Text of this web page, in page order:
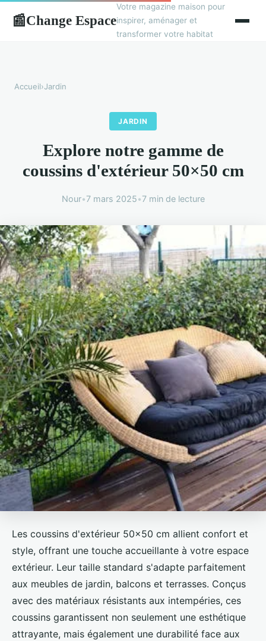
📰Change Espace
Votre magazine maison pour
inspirer, aménager et
transformer votre habitat
Accueil›Jardin
JARDIN
Explore notre gamme de
coussins d'extérieur 50×50 cm
Nour•7 mars 2025•7 min de lecture
Les coussins d'extérieur 50x50 cm allient confort et
style, offrant une touche accueillante à votre espace
extérieur. Leur taille standard s'adapte parfaitement
aux meubles de jardin, balcons et terrasses. Conçus
avec des matériaux résistants aux intempéries, ces
coussins garantissent non seulement une esthétique
attrayante, mais également une durabilité face aux